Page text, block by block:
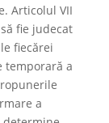
Articolul VII
fie judecat
fiecărei
temporară a
a